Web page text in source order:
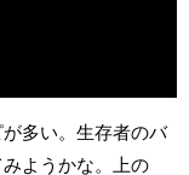
多い。生存者のバ
ようかな。上の